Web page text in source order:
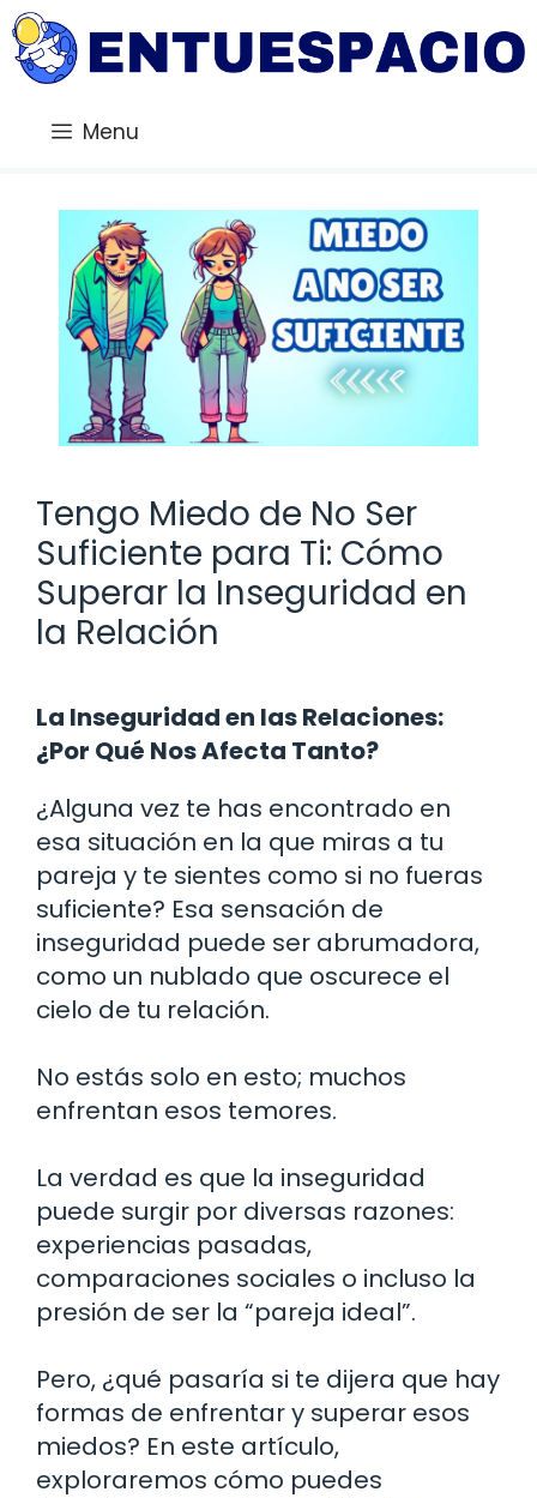
Saltar
al
contenido
Menu
Tengo Miedo de No Ser
Suficiente para Ti: Cómo
Superar la Inseguridad en
la Relación
La Inseguridad en las Relaciones:
¿Por Qué Nos Afecta Tanto?
¿Alguna vez te has encontrado en
esa situación en la que miras a tu
pareja y te sientes como si no fueras
suficiente? Esa sensación de
inseguridad puede ser abrumadora,
como un nublado que oscurece el
cielo de tu relación.
No estás solo en esto; muchos
enfrentan esos temores.
La verdad es que la inseguridad
puede surgir por diversas razones:
experiencias pasadas,
comparaciones sociales o incluso la
presión de ser la “pareja ideal”.
Pero, ¿qué pasaría si te dijera que hay
formas de enfrentar y superar esos
miedos? En este artículo,
exploraremos cómo puedes